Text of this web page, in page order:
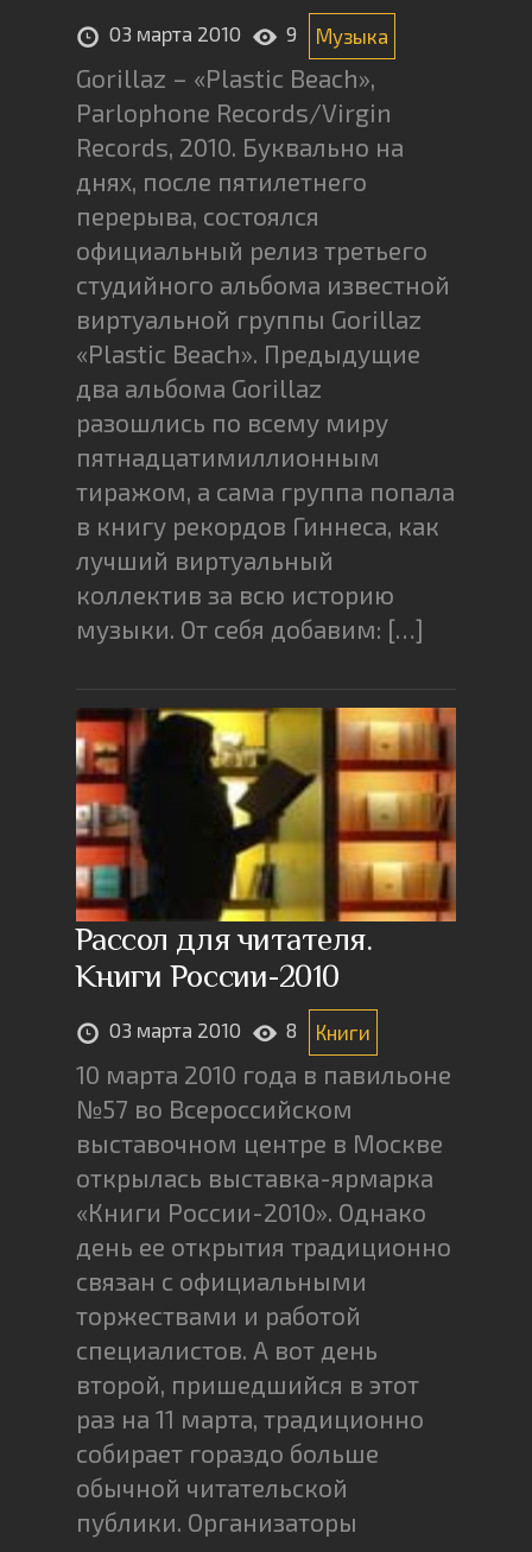
03 марта 2010 9 Музыка
Gorillaz – «Plastic Beach»,
Parlophone Records/Virgin
Records, 2010. Буквально на
днях, после пятилетнего
перерыва, состоялся
официальный релиз третьего
студийного альбома известной
виртуальной группы Gorillaz
«Plastic Beach». Предыдущие
два альбома Gorillaz
разошлись по всему миру
пятнадцатимиллионным
тиражом, а сама группа попала
в книгу рекордов Гиннеса, как
лучший виртуальный
коллектив за всю историю
музыки. От себя добавим: […]
Рассол для читателя.
Книги России-2010
03 марта 2010 8 Книги
10 марта 2010 года в павильоне
№57 во Всероссийском
выставочном центре в Москве
открылась выставка-ярмарка
«Книги России-2010». Однако
день ее открытия традиционно
связан с официальными
торжествами и работой
специалистов. А вот день
второй, пришедшийся в этот
раз на 11 марта, традиционно
собирает гораздо больше
обычной читательской
публики. Организаторы